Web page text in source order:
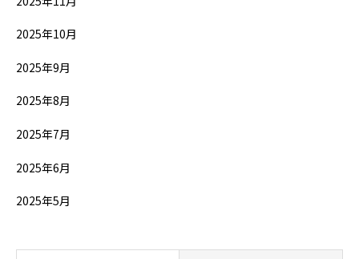
2025年10月
2025年9月
2025年8月
2025年7月
2025年6月
2025年5月